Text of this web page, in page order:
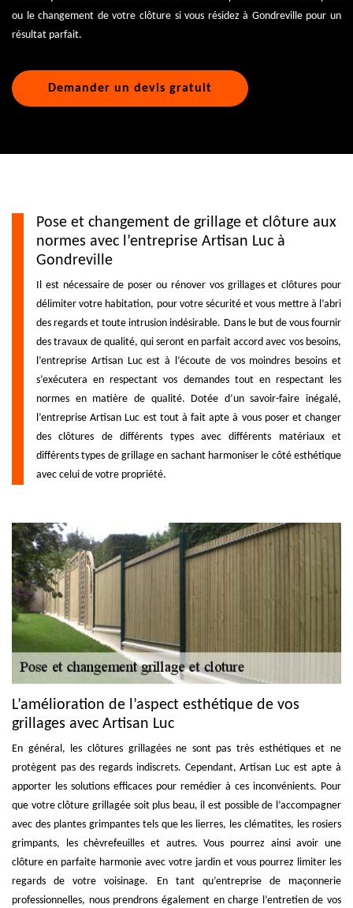
ou le changement de votre clôture si vous résidez à Gondreville pour un
résultat parfait.
Demander un devis gratuit
Pose et changement de grillage et clôture aux
normes avec l’entreprise Artisan Luc à
Gondreville
Il est nécessaire de poser ou rénover vos grillages et clôtures pour
délimiter votre habitation, pour votre sécurité et vous mettre à l’abri
des regards et toute intrusion indésirable. Dans le but de vous fournir
des travaux de qualité, qui seront en parfait accord avec vos besoins,
l’entreprise Artisan Luc est à l’écoute de vos moindres besoins et
s’exécutera en respectant vos demandes tout en respectant les
normes en matière de qualité. Dotée d’un savoir-faire inégalé,
l’entreprise Artisan Luc est tout à fait apte à vous poser et changer
des clôtures de différents types avec différents matériaux et
différents types de grillage en sachant harmoniser le côté esthétique
avec celui de votre propriété.
L’amélioration de l’aspect esthétique de vos
grillages avec Artisan Luc
En général, les clôtures grillagées ne sont pas très esthétiques et ne
protègent pas des regards indiscrets. Cependant, Artisan Luc est apte à
apporter les solutions efficaces pour remédier à ces inconvénients. Pour
que votre clôture grillagée soit plus beau, il est possible de l’accompagner
avec des plantes grimpantes tels que les lierres, les clématites, les rosiers
grimpants, les chèvrefeuilles et autres. Vous pourrez ainsi avoir une
clôture en parfaite harmonie avec votre jardin et vous pourrez limiter les
regards de votre voisinage. En tant qu’entreprise de maçonnerie
professionnelles, nous prendrons également en charge l’entretien de vos